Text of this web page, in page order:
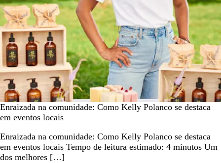
Enraizada na comunidade: Como Kelly Polanco se destaca
em eventos locais
Enraizada na comunidade: Como Kelly Polanco se destaca
em eventos locais Tempo de leitura estimado: 4 minutos Um
dos melhores […]